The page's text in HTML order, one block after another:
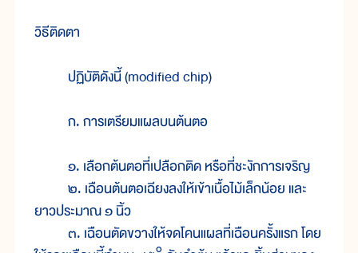
วิธีติดตา
ปฏิบัติดังนี้ (modified chip)
ก. การเตรียมแผลบนต้นตอ
๑. เลือกต้นตอที่เปลือกติด หรือที่ชะงักการเจริญ
๒. เฉือนต้นตอเฉียงลงให้เข้าเนื้อไม้เล็กน้อย และ
ยาวประมาณ ๑ นิ้ว
๓. เฉือนตัดขวางให้จดโคนแผลที่เฉือนครั้งแรก โดย